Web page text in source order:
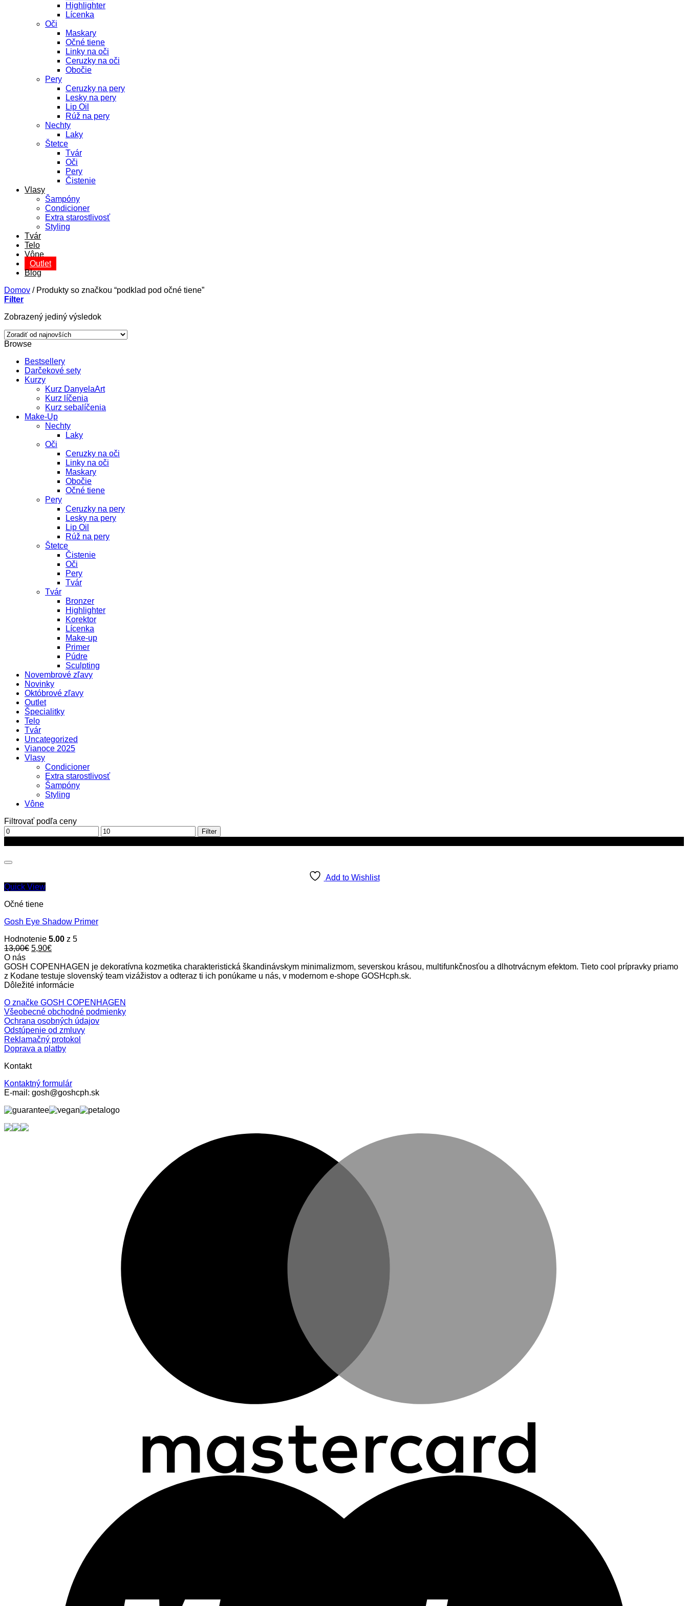
Highlighter
Lícenka
Oči
Maskary
Očné tiene
Linky na oči
Ceruzky na oči
Obočie
Pery
Ceruzky na pery
Lesky na pery
Lip Oil
Rúž na pery
Nechty
Laky
Štetce
Tvár
Oči
Pery
Čistenie
Vlasy
Šampóny
Condicioner
Extra starostlivosť
Styling
Tvár
Telo
Vône
Outlet
Blog
Domov /Produkty so značkou “podklad pod očné tiene”
Filter
Zobrazený jediný výsledok
Browse
Bestsellery
Darčekové sety
Kurzy
Kurz DanyelaArt
Kurz líčenia
Kurz sebalíčenia
Make-Up
Nechty
Laky
Oči
Ceruzky na oči
Linky na oči
Maskary
Obočie
Očné tiene
Pery
Ceruzky na pery
Lesky na pery
Lip Oil
Rúž na pery
Štetce
Čistenie
Oči
Pery
Tvár
Tvár
Bronzer
Highlighter
Korektor
Lícenka
Make-up
Primer
Púdre
Sculpting
Novembrové zľavy
Novinky
Októbrové zľavy
Outlet
Špecialitky
Telo
Tvár
Uncategorized
Vianoce 2025
Vlasy
Condicioner
Extra starostlivosť
Šampóny
Styling
Vône
Filtrovať podľa ceny
Minimálna
cena
Maximálna
cena
Filter
Add to Wishlist
Quick View
Očné tiene
Gosh Eye Shadow Primer
Hodnotenie 5.00 z 5
13,00€ Original
was:
13,00€.
5,90€Current
is:
5,90€.
O nás
GOSH COPENHAGEN je dekoratívna kozmetika charakteristická škandinávskym minimalizmom, severskou krásou, multifunkčnosťou a dlhotrvácnym efektom. Tieto cool prípravky priamo
z Kodane testuje slovenský team vizážistov a odteraz ti ich ponúkame u nás, v modernom e-shope GOSHcph.sk.
Dôležité informácie
O značke GOSH COPENHAGEN
Všeobecné obchodné podmienky
Ochrana osobných údajov
Odstúpenie od zmluvy
Reklamačný protokol
Doprava a platby
Kontakt
Kontaktný formulár
E-mail: gosh@goshcph.sk